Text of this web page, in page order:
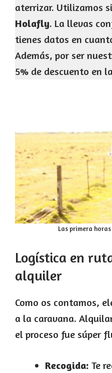
aterrizar. Utilizamos
Holafly. La llevas
tienes datos en
Además, por ser
5% de descuento en
Las primera
Logística en
alquiler
Como os contamos,
a la caravana.
el proceso fue súper
Recogida: Te